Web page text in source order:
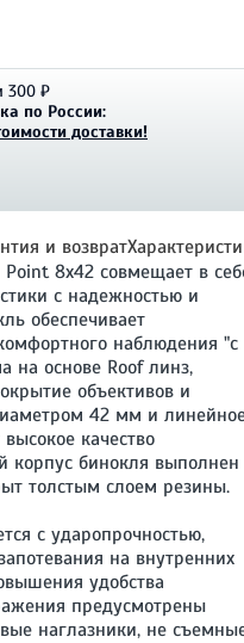
300 ₽
по России:
доставки!
и возврат
8x42 совмещает в
с надежностью и
обеспечивает
наблюдения "с
на основе Roof линз,
объективов и
42 мм и
качество
корпус бинокля выполнен
толстым слоем резины.
с ударопрочностью,
на внутренних
удобства
предусмотрены
наглазники, не